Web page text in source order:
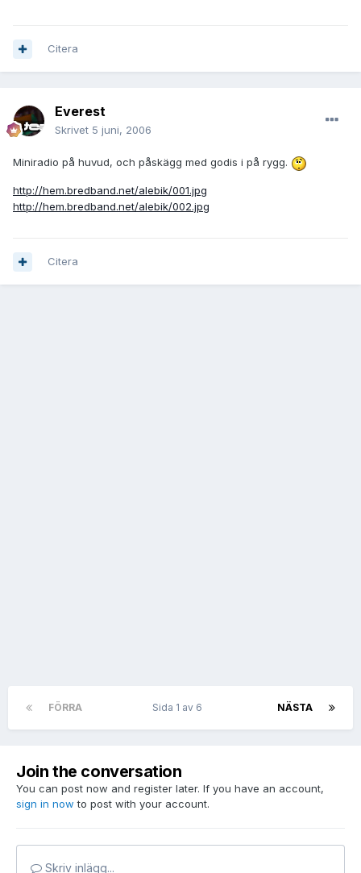
Citera
Everest
Skrivet 5 juni, 2006
Miniradio på huvud, och påskägg med godis i på rygg.
http://hem.bredband.net/alebik/001.jpg
http://hem.bredband.net/alebik/002.jpg
Citera
FÖRRA NÄSTA
Sida 1 av 6
Join the conversation
You can post now and register later. If you have an account,
sign in now to post with your account.
Skriv inlägg...